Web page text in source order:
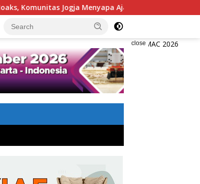
Jogja Menyapa Ajak Masyarakat Lebih Cerdas
close